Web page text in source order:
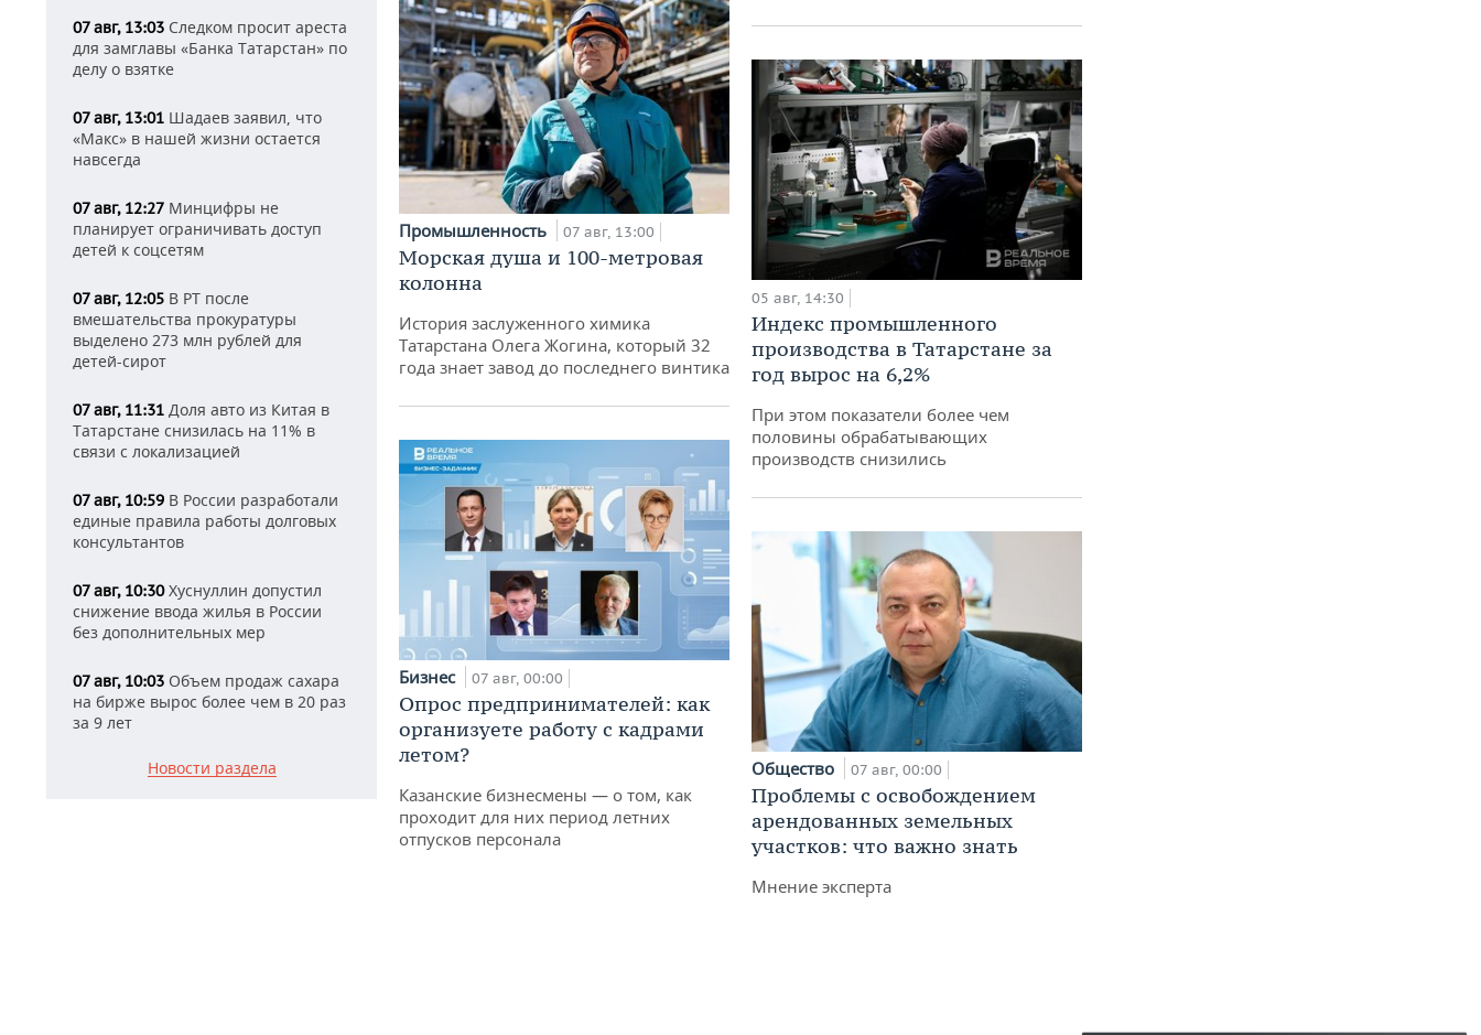
07 авг, 13:03 Следком просит ареста
для замглавы «Банка Татарстан» по
делу о взятке
07 авг, 13:01 Шадаев заявил, что
«Макс» в нашей жизни остается
навсегда
07 авг, 12:27 Минцифры не
планирует ограничивать доступ
детей к соцсетям
07 авг, 12:05 В РТ после
вмешательства прокуратуры
выделено 273 млн рублей для
детей-сирот
07 авг, 11:31 Доля авто из Китая в
Татарстане снизилась на 11% в
связи с локализацией
07 авг, 10:59 В России разработали
единые правила работы долговых
консультантов
07 авг, 10:30Хуснуллин допустил
снижение ввода жилья в России
без дополнительных мер
07 авг, 10:03 Объем продаж сахара
на бирже вырос более чем в 20 раз
за 9 лет
Новости раздела
Промышленность 07 авг, 13:00
Морская душа и 100-метровая
колонна
История заслуженного химика
Татарстана Олега Жогина, который 32
года знает завод до последнего винтика
Бизнес 07 авг, 00:00
Опрос предпринимателей: как
организуете работу с кадрами
летом?
Казанские бизнесмены — о том, как
проходит для них период летних
отпусков персонала
05 авг, 14:30
Индекс промышленного
производства в Татарстане за
год вырос на 6,2%
При этом показатели более чем
половины обрабатывающих
производств снизились
Общество 07 авг, 00:00
Проблемы с освобождением
арендованных земельных
участков: что важно знать
Мнение эксперта